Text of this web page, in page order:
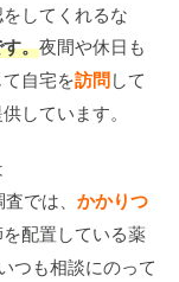
してくれるな
。夜間や休日も
自宅を訪問して
しています。
では、 かかりつ
配置している薬
つも相談にのって